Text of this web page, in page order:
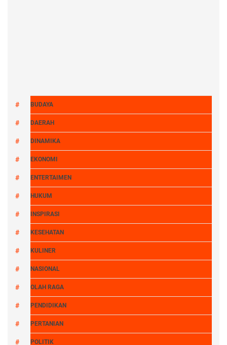
BUDAYA
DAERAH
DINAMIKA
EKONOMI
ENTERTAIMEN
HUKUM
INSPIRASI
KESEHATAN
KULINER
NASIONAL
OLAH RAGA
PENDIDIKAN
PERTANIAN
POLITIK